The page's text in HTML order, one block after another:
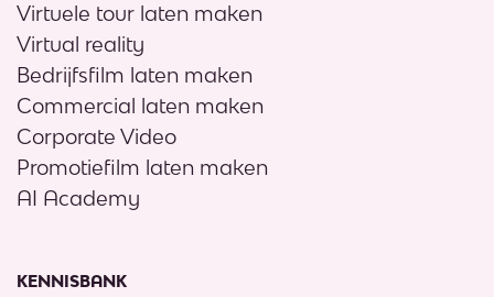
Virtuele tour laten maken
Virtual reality
Bedrijfsfilm laten maken
Commercial laten maken
Corporate Video
Promotiefilm laten maken
AI Academy
KENNISBANK